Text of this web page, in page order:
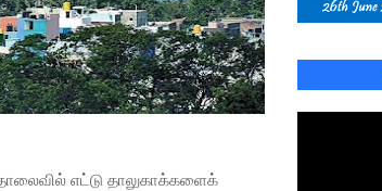
எட்டு தாலுகாக்களைக்